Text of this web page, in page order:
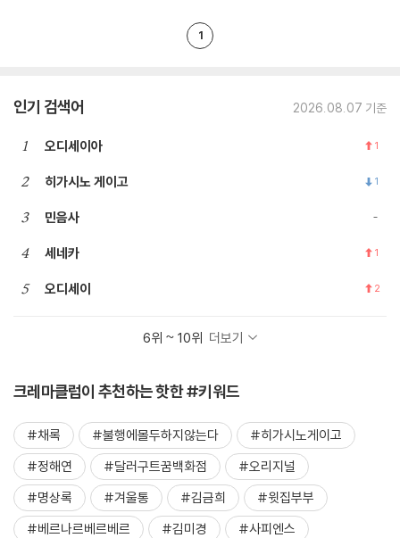
1
인기 검색어 2026.08.07 기준
1 오디세이아 1
2 히가시노 게이고 1
3 민음사
4 세네카 1
5 오디세이 2
6위 ~ 10위 더보기
크레마클럽이 추천하는 핫한 #키워드
#채록 #불행에몰두하지않는다
#히가시노게이고
#정해연
#달러구트꿈백화점
#오리지널
#명상록
#겨울통 #김금희
#윗집부부
#베르나르베르베르
#김미경 #사피엔스